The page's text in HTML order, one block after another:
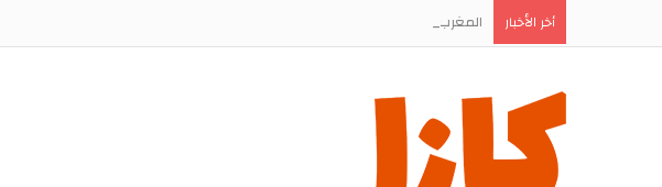
أخر الأخبار المغرب الفاسي يتعاقد رسميا مع المهاجم الجنوب إفريقي تشيجوفاتسو جون ماباسا